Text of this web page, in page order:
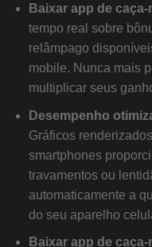
Baixar app de
tempo real sobre
relâmpago
mobile. Nunca mais
multiplicar seus
Desempenho
Gráficos
smartphones
travamentos ou
automaticamente a
do seu aparelho
Baixar app de